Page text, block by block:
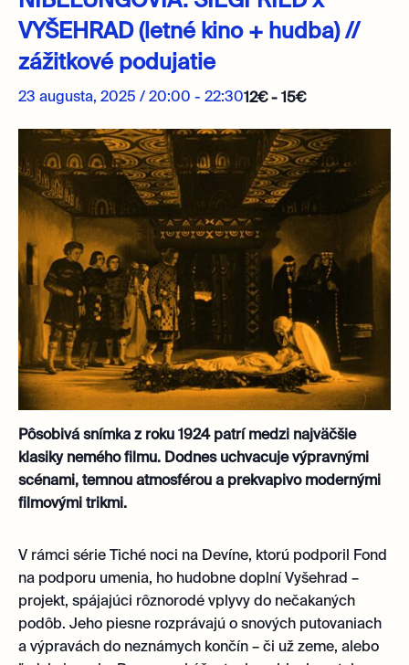
VYŠEHRAD (letné kino + hudba) //
zážitkové podujatie
23 augusta, 2025 / 20:00 - 22:3012€ - 15€
Pôsobivá snímka z roku 1924 patrí medzi najväčšie
klasiky nemého filmu. Dodnes uchvacuje výpravnými
scénami, temnou atmosférou a prekvapivo modernými
filmovými trikmi.
V rámci série Tiché noci na Devíne, ktorú podporil Fond
na podporu umenia, ho hudobne doplní Vyšehrad –
projekt, spájajúci rôznorodé vplyvy do nečakaných
podôb. Jeho piesne rozprávajú o snových putovaniach
a výpravách do neznámych končín – či už zeme, alebo